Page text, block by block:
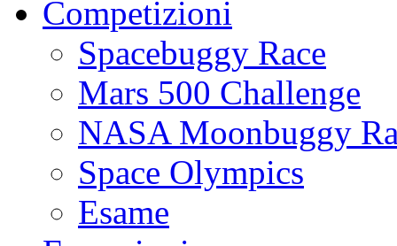
Competizioni
Spacebuggy Race
Mars 500 Challenge
NASA Moonbuggy
Space Olympics
Esame